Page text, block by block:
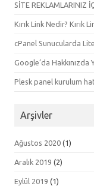
SİTE REKLAMLARINIZ
Kırık Link Nedir? Kırık
cPanel Sunucularda
Google’da Hakkınızda
Plesk panel kurulum
Arşivler
Ağustos 2020 (1)
Aralık 2019 (2)
Eylül 2019 (1)